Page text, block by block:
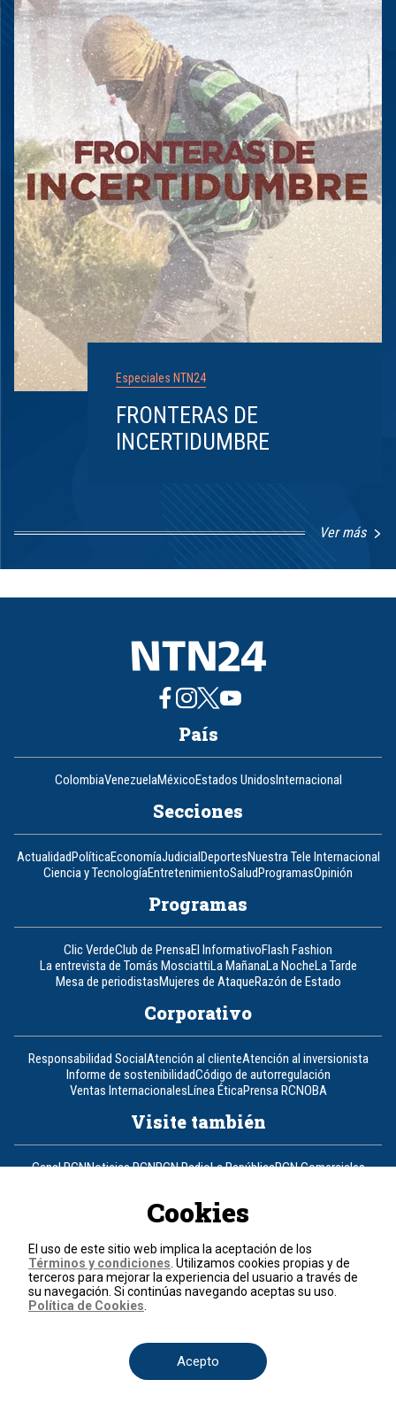
Especiales NTN24
FRONTERAS DE
INCERTIDUMBRE
Ver más
1
8
País
ColombiaVenezuelaMéxicoEstados UnidosInternacional
Secciones
ActualidadPolíticaEconomíaJudicialDeportesNuestra Tele Internacional
Ciencia y TecnologíaEntretenimientoSaludProgramasOpinión
Programas
Clic VerdeClub de PrensaEl InformativoFlash Fashion
La entrevista de Tomás MosciattiLa MañanaLa NocheLa Tarde
Mesa de periodistasMujeres de AtaqueRazón de Estado
Corporativo
Responsabilidad SocialAtención al clienteAtención al inversionista
Informe de sostenibilidadCódigo de autorregulación
Ventas InternacionalesLínea ÉticaPrensa RCNOBA
Visite también
Canal RCNNoticias RCNRCN RadioLa RepúblicaRCN Comerciales
Un producto de RCN Televisión
Contáctenos
Teléfono+57 (601) 426 92 92
Términos y condiciones
© 2026, RCN Medios.
Cookies
El uso de este sitio web implica la aceptación de los
Términos y condiciones . Utilizamos cookies propias y de
terceros para mejorar la experiencia del usuario a través de
su navegación. Si continúas navegando aceptas su uso.
Política de Cookies
Acepto